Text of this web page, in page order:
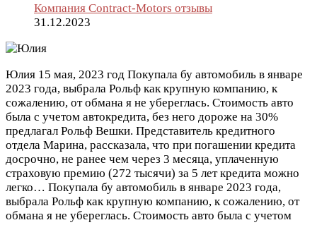
Компания Contract-Motors отзывы
31.12.2023
Юлия 15 мая, 2023 год Покупала бу автомобиль в январе
2023 года, выбрала Рольф как крупную компанию, к
сожалению, от обмана я не убереглась. Стоимость авто
была с учетом автокредита, без него дороже на 30%
предлагал Рольф Вешки. Представитель кредитного
отдела Марина, рассказала, что при погашении кредита
досрочно, не ранее чем через 3 месяца, уплаченную
страховую премию (272 тысячи) за 5 лет кредита можно
легко… Покупала бу автомобиль в январе 2023 года,
выбрала Рольф как крупную компанию, к сожалению, от
обмана я не убереглась. Стоимость авто была с учетом